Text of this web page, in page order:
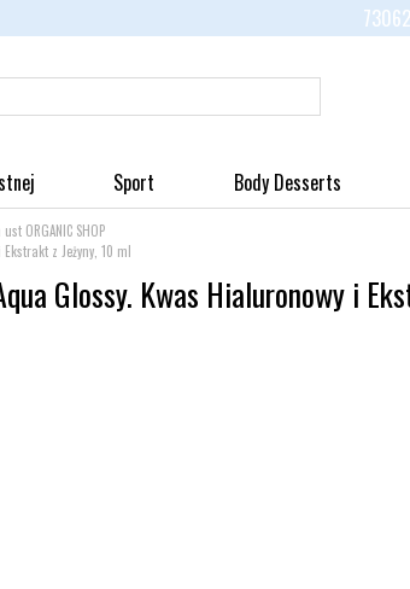
Sport Body Desserts
ORGANIC SHOP
z Jeżyny, 10 ml
Glossy. Kwas Hialuronowy i